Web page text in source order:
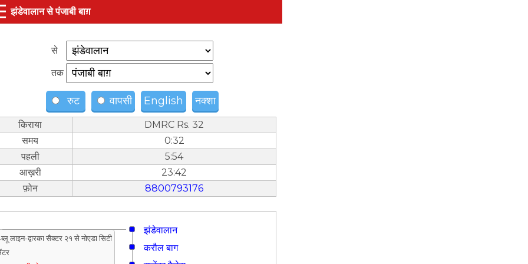
झंडेवालान से पंजाबी बाग़
से
तक
रुट वापसी English नक्शा
किराया
DMRC Rs. 32
समय
0:32
पहली
5:54
आख़री
23:42
फ़ोन
8800793176
झंडेवालान
लाइन-द्वारका सैक्टर २१ से नोएडा सिटी
करौल बाग